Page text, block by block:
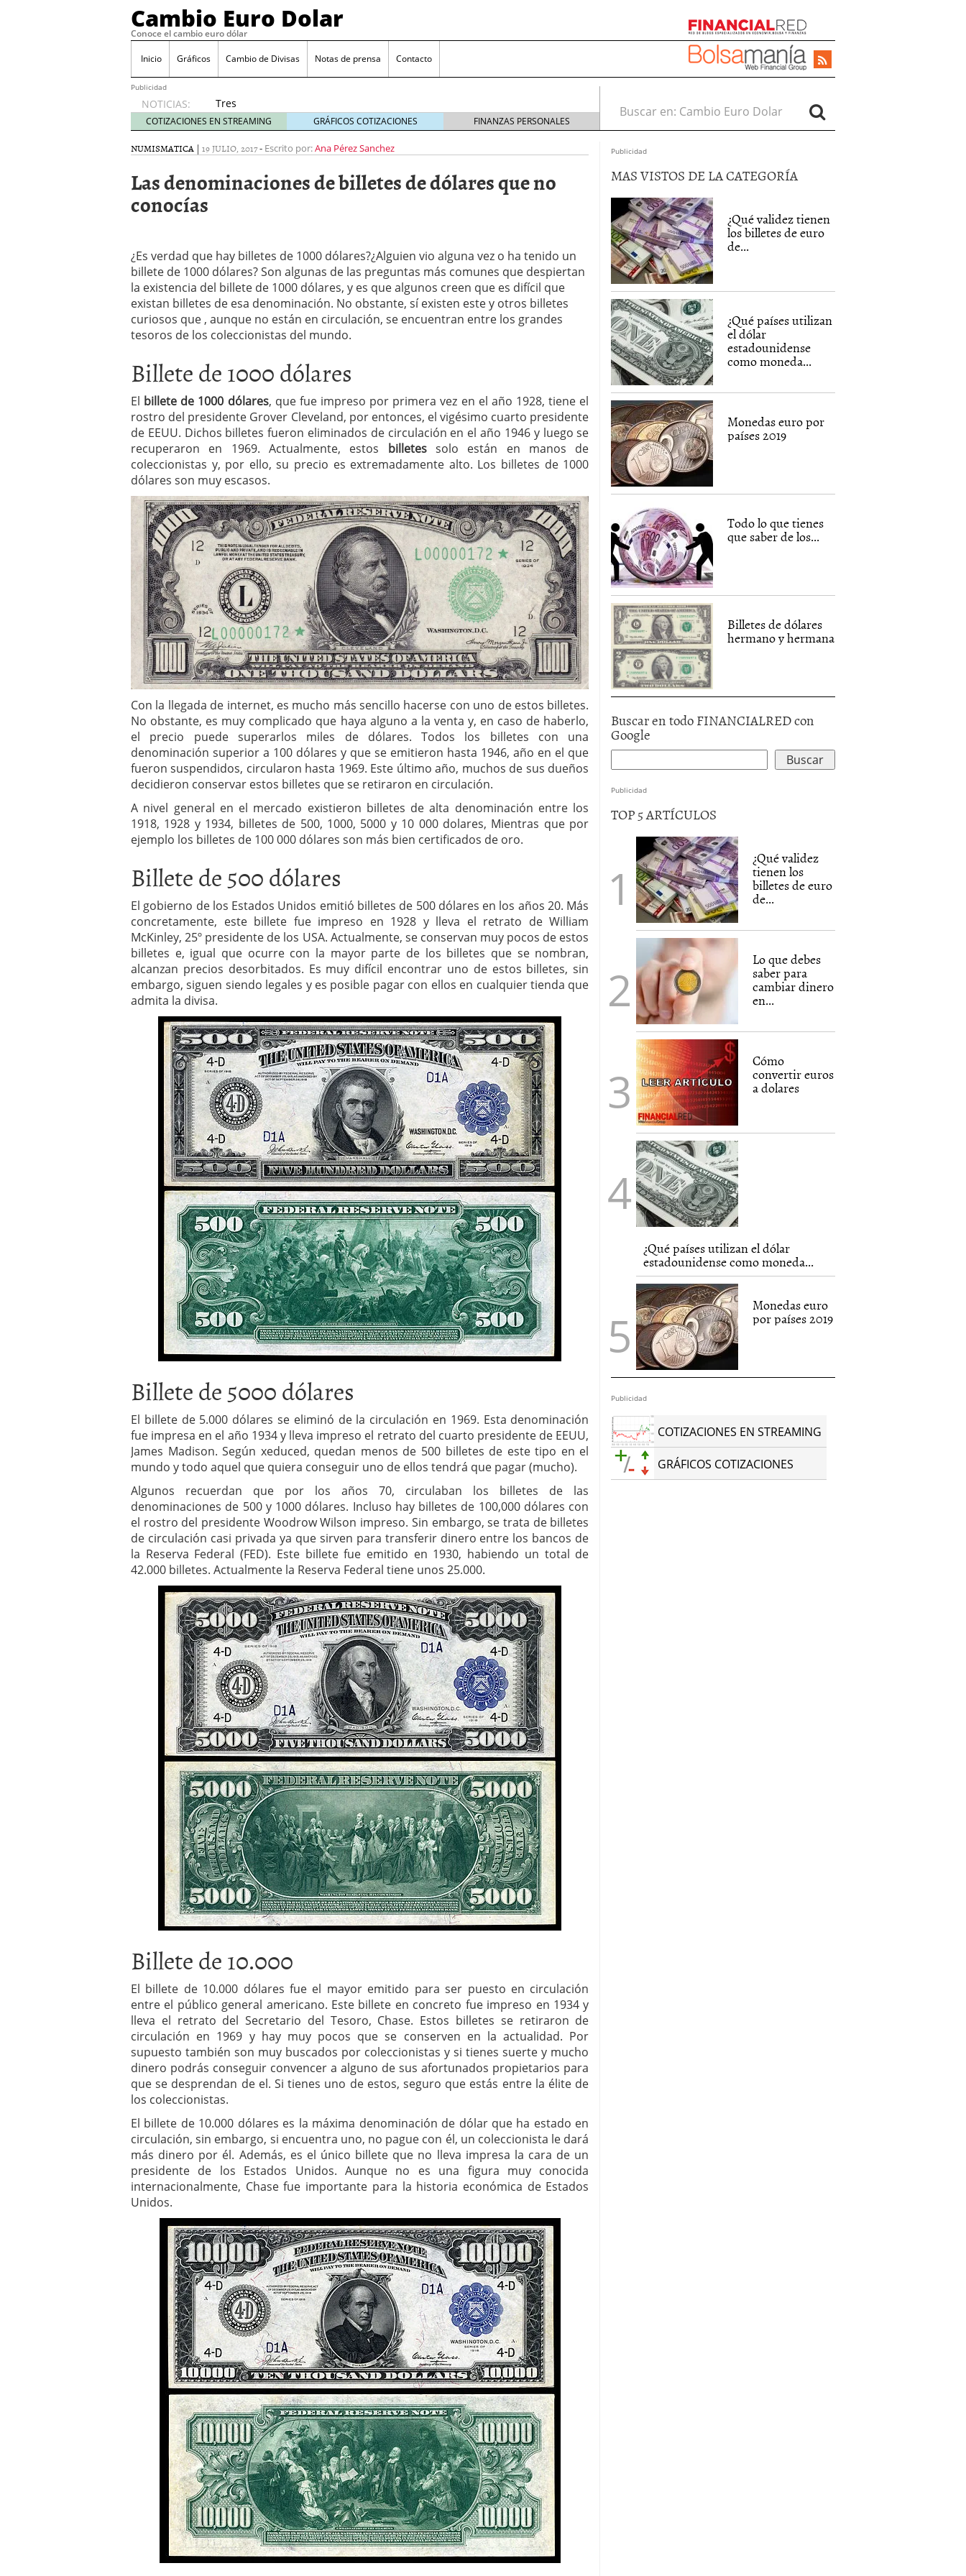
Cambio Euro Dolar
Conoce el cambio euro dólar
Inicio Gráficos Cambio de Divisas Notas de prensa Contacto
Publicidad
NOTICIAS:
Tres
escenarios
posibles
para el
según
las
Informe de mercado: el euro se mantiene cerca de 1,174 USD tras rebote
del dólar 21/01/2026
Qué está moviendo hoy el cambio euro-dólar 17/01/2026
Contexto del dólar fuerte: próximos reportes de empleo de EE. UU. se
convierten en foco principal para el par EUR/USD 09/01/2026
El dólar vive su mayor caída anual desde 2017 mientras analistas esperan
COTIZACIONES EN STREAMING GRÁFICOS COTIZACIONES FINANZAS PERSONALES
Buscar en:
NUMISMATICA | 19 JULIO, 2017- Escrito por:Ana Pérez Sanchez
Las denominaciones de billetes de dólares que no
conocías
¿Es verdad que hay billetes de 1000 dólares?¿Alguien vio alguna vez o ha tenido un
billete de 1000 dólares? Son algunas de las preguntas más comunes que despiertan
la existencia del billete de 1000 dólares, y es que algunos creen que es difícil que
existan billetes de esa denominación. No obstante, sí existen este y otros billetes
curiosos que , aunque no están en circulación, se encuentran entre los grandes
tesoros de los coleccionistas del mundo.
Billete de 1000 dólares
El billete de 1000 dólares, que fue impreso por primera vez en el año 1928, tiene el
rostro del presidente Grover Cleveland, por entonces, el vigésimo cuarto presidente
de EEUU. Dichos billetes fueron eliminados de circulación en el año 1946 y luego se
recuperaron en 1969. Actualmente, estos billetessolo están en manos de
coleccionistas y, por ello, su precio es extremadamente alto. Los billetes de 1000
dólares son muy escasos.
Con la llegada de internet, es mucho más sencillo hacerse con uno de estos billetes.
No obstante, es muy complicado que haya alguno a la venta y, en caso de haberlo,
el precio puede superarlos miles de dólares. Todos los billetes con una
denominación superior a 100 dólares y que se emitieron hasta 1946, año en el que
fueron suspendidos, circularon hasta 1969. Este último año, muchos de sus dueños
decidieron conservar estos billetes que se retiraron en circulación.
A nivel general en el mercado existieron billetes de alta denominación entre los
1918, 1928 y 1934, billetes de 500, 1000, 5000 y 10 000 dolares, Mientras que por
ejemplo los billetes de 100 000 dólares son más bien certificados de oro.
Billete de 500 dólares
El gobierno de los Estados Unidos emitió billetes de 500 dólares en los años 20. Más
concretamente, este billete fue impreso en 1928 y lleva el retrato de William
McKinley, 25º presidente de los USA. Actualmente, se conservan muy pocos de estos
billetes e, igual que ocurre con la mayor parte de los billetes que se nombran,
alcanzan precios desorbitados. Es muy difícil encontrar uno de estos billetes, sin
embargo, siguen siendo legales y es posible pagar con ellos en cualquier tienda que
admita la divisa.
Billete de 5000 dólares
El billete de 5.000 dólares se eliminó de la circulación en 1969. Esta denominación
fue impresa en el año 1934 y lleva impreso el retrato del cuarto presidente de EEUU,
James Madison. Según xeduced, quedan menos de 500 billetes de este tipo en el
mundo y todo aquel que quiera conseguir uno de ellos tendrá que pagar (mucho).
Algunos recuerdan que por los años 70, circulaban los billetes de las
denominaciones de 500 y 1000 dólares. Incluso hay billetes de 100,000 dólares con
el rostro del presidente Woodrow Wilson impreso. Sin embargo, se trata de billetes
de circulación casi privada ya que sirven para transferir dinero entre los bancos de
la Reserva Federal (FED). Este billete fue emitido en 1930, habiendo un total de
42.000 billetes. Actualmente la Reserva Federal tiene unos 25.000.
Billete de 10.000
El billete de 10.000 dólares fue el mayor emitido para ser puesto en circulación
entre el público general americano. Este billete en concreto fue impreso en 1934 y
lleva el retrato del Secretario del Tesoro, Chase. Estos billetes se retiraron de
circulación en 1969 y hay muy pocos que se conserven en la actualidad. Por
supuesto también son muy buscados por coleccionistas y si tienes suerte y mucho
dinero podrás conseguir convencer a alguno de sus afortunados propietarios para
que se desprendan de el. Si tienes uno de estos, seguro que estás entre la élite de
los coleccionistas.
El billete de 10.000 dólares es la máxima denominación de dólar que ha estado en
circulación, sin embargo, si encuentra uno, no pague con él, un coleccionista le dará
más dinero por él. Además, es el único billete que no lleva impresa la cara de un
presidente de los Estados Unidos. Aunque no es una figura muy conocida
internacionalmente, Chase fue importante para la historia económica de Estados
Unidos.
Publicidad
MAS VISTOS DE LA CATEGORÍA
¿Qué validez tienen
los billetes de euro
de...
¿Qué países utilizan
el dólar
estadounidense
como moneda...
Monedas euro por
países 2019
Todo lo que tienes
que saber de los...
Billetes de dólares
hermano y hermana
Buscar en todo FINANCIALRED con
Google
Publicidad
TOP 5 ARTÍCULOS
¿Qué validez
tienen los
billetes de euro
de...
Lo que debes
saber para
cambiar dinero
en...
Cómo
convertir euros
a dolares
¿Qué países utilizan el dólar
estadounidense como moneda...
Monedas euro
por países 2019
Publicidad
COTIZACIONES EN STREAMING
GRÁFICOS COTIZACIONES